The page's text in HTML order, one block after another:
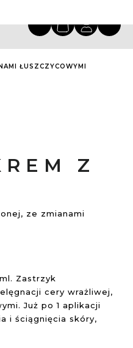
ŁUSZCZYCOWYMI
Z
ze zmianami
Zastrzyk
cery wrażliwej,
Już po 1 aplikacji
i ściągnięcia skóry,